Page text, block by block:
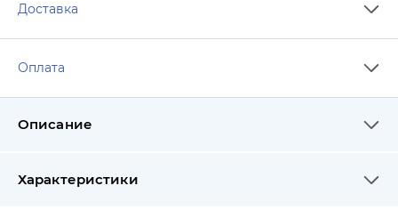
Доставка
Оплата
Описание
Характеристики